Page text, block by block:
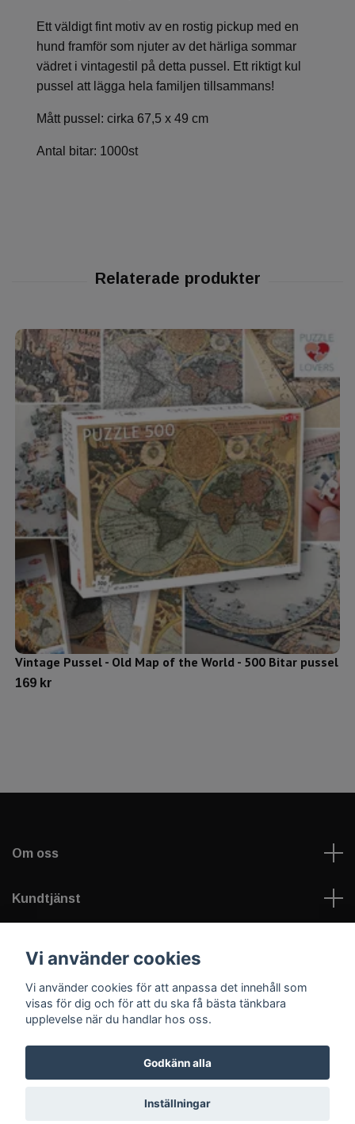
Ett väldigt fint motiv av en rostig pickup med en
hund framför som njuter av det härliga sommar
vädret i vintagestil på detta pussel. Ett riktigt kul
pussel att lägga hela familjen tillsammans!
Mått pussel: cirka 67,5 x 49 cm
Antal bitar: 1000st
Vintage Pussel - Old Map of the World - 500 Bitar pussel
169 kr
Om oss
Kundtjänst
Sociala medier
© 2026 Welfare Games AB - sportNplay.se
Vi använder cookies
Vi använder cookies för att anpassa det innehåll som
visas för dig och för att du ska få bästa tänkbara
upplevelse när du handlar hos oss.
Godkänn alla
Inställningar